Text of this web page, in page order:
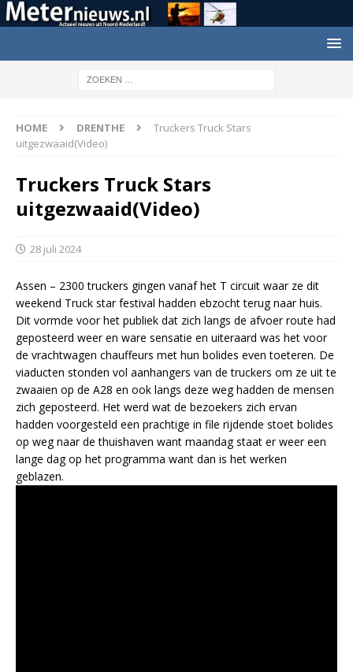
HOME DRENTHE
Truckers Truck Stars
uitgezwaaid(Video)
Truckers Truck Stars
uitgezwaaid(Video)
28 juli 2024
Assen – 2300 truckers gingen vanaf het T circuit waar ze dit
weekend Truck star festival hadden ebzocht terug naar huis.
Dit vormde voor het publiek dat zich langs de afvoer route had
geposteerd weer en ware sensatie en uiteraard was het voor
de vrachtwagen chauffeurs met hun bolides even toeteren. De
viaducten stonden vol aanhangers van de truckers om ze uit te
zwaaien op de A28 en ook langs deze weg hadden de mensen
zich geposteerd. Het werd wat de bezoekers zich ervan
hadden voorgesteld een prachtige in file rijdende stoet bolides
op weg naar de thuishaven want maandag staat er weer een
lange dag op het programma want dan is het werken
geblazen.